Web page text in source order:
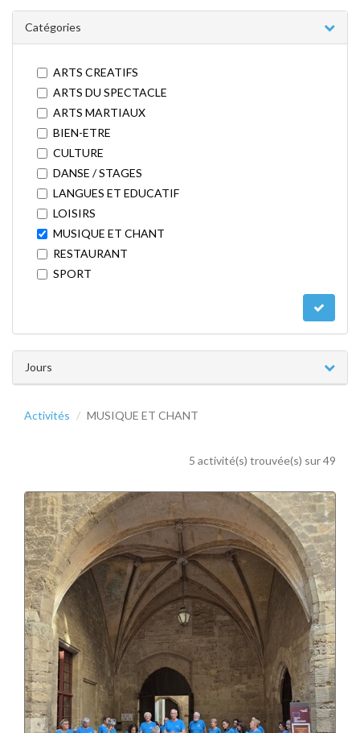
Catégories
ARTS CREATIFS
ARTS DU SPECTACLE
ARTS MARTIAUX
BIEN-ETRE
CULTURE
DANSE / STAGES
LANGUES ET EDUCATIF
LOISIRS
MUSIQUE ET CHANT
RESTAURANT
SPORT
Jours
Activités MUSIQUE ET CHANT
5 activité(s) trouvée(s) sur 49